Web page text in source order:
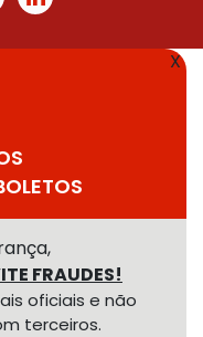
X
FRAUDES!
oficiais e não
terceiros.